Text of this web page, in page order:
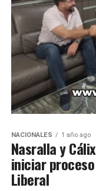
NACIONALES 1 año ago
Nasralla y
iniciar
Liberal